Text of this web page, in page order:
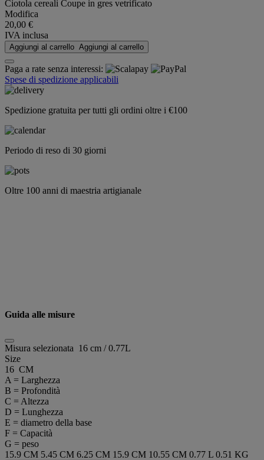
Ciotola cereali Coupe in gres vetrificato
Modifica
20,00 €
IVA inclusa
Aggiungi al carrello Aggiungi al carrello
Paga a rate senza interessi:
Spese di spedizione applicabili
Spedizione gratuita per tutti gli ordini oltre i €100
Periodo di reso di 30 giorni
Oltre 100 anni di maestria artigianale
Guida alle misure
Misura selezionata 16 cm / 0.77L
Size
16 CM
A = Larghezza
B = Profondità
C = Altezza
D = Lunghezza
E = diametro della base
F = Capacità
G = peso
15.9 CM 5.45 CM 6.25 CM 15.9 CM 10.55 CM 0.77 L 0.51 KG